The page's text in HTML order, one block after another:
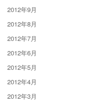
2012年9月
2012年8月
2012年7月
2012年6月
2012年5月
2012年4月
2012年3月